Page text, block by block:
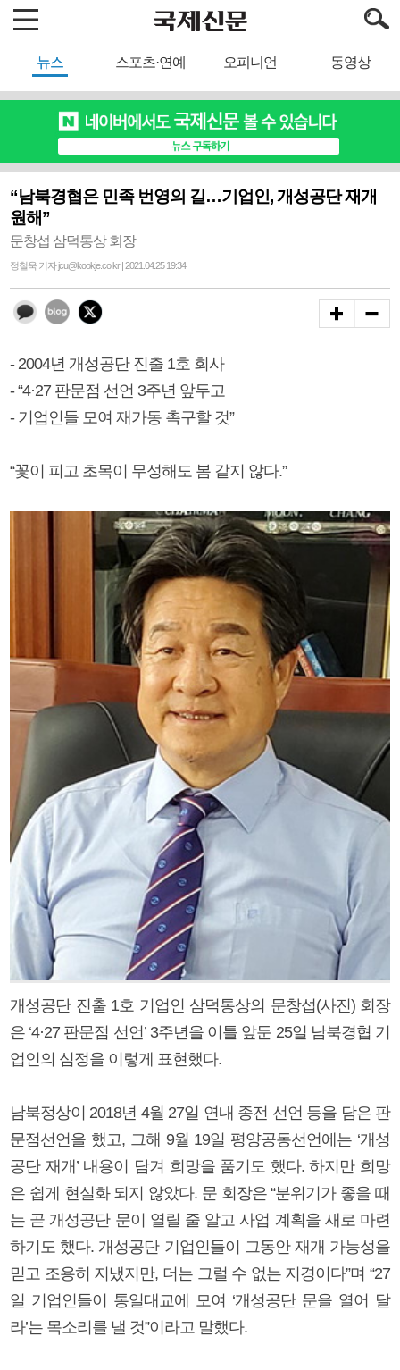
뉴스 스포츠·연예 오피니언 동영상
“남북경협은 민족 번영의 길…기업인, 개성공단 재개
원해”
문창섭 삼덕통상 회장
정철욱 기자 jcu@kookje.co.kr | 2021.04.25 19:34
- 2004년 개성공단 진출 1호 회사
- “4·27 판문점 선언 3주년 앞두고
- 기업인들 모여 재가동 촉구할 것”
“꽃이 피고 초목이 무성해도 봄 같지 않다.”
개성공단 진출 1호 기업인 삼덕통상의 문창섭(사진) 회장
은 ‘4·27 판문점 선언’ 3주년을 이틀 앞둔 25일 남북경협 기
업인의 심정을 이렇게 표현했다.
남북정상이 2018년 4월 27일 연내 종전 선언 등을 담은 판
문점선언을 했고, 그해 9월 19일 평양공동선언에는 ‘개성
공단 재개’ 내용이 담겨 희망을 품기도 했다. 하지만 희망
은 쉽게 현실화 되지 않았다. 문 회장은 “분위기가 좋을 때
는 곧 개성공단 문이 열릴 줄 알고 사업 계획을 새로 마련
하기도 했다. 개성공단 기업인들이 그동안 재개 가능성을
믿고 조용히 지냈지만, 더는 그럴 수 없는 지경이다”며 “27
일 기업인들이 통일대교에 모여 ‘개성공단 문을 열어 달
라’는 목소리를 낼 것”이라고 말했다.